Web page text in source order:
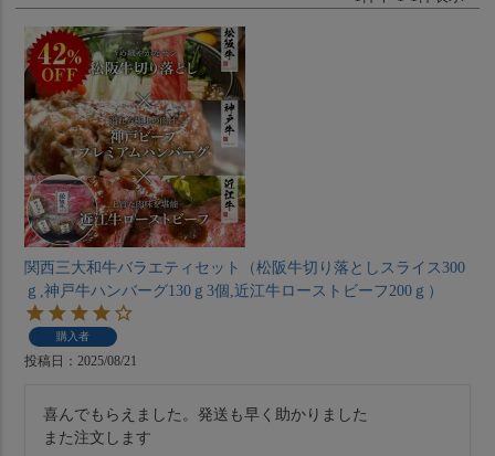
関西三大和牛バラエティセット（松阪牛切り落としスライス300
ｇ,神戸牛ハンバーグ130ｇ3個,近江牛ローストビーフ200ｇ）
購入者
投稿日 2025/08/21
喜んでもらえました。発送も早く助かりました
また注文します